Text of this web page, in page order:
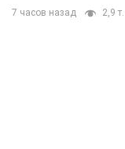
7 часов назад 2,9 т.